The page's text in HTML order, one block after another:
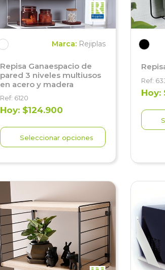
Marca: Rejiplas
Repisa Ganaespacio de
pared 3 niveles multiusos
en acero y madera
Ref: 6120
Hoy: $124.900
Seleccionar opciones
Ref:
Hoy: